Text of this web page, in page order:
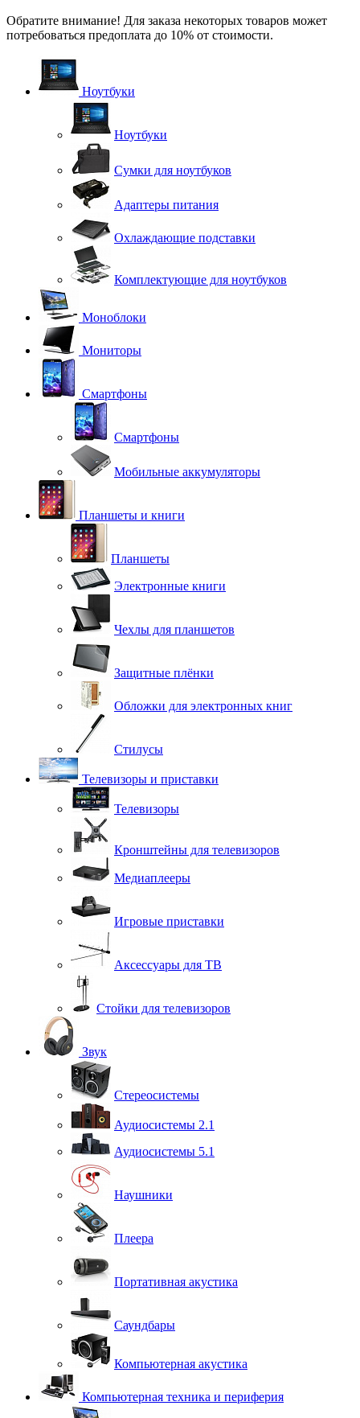
Обратите внимание! Для заказа некоторых товаров может
потребоваться предоплата до 10% от стоимости.
Ноутбуки
Ноутбуки
Сумки для ноутбуков
Адаптеры питания
Охлаждающие подставки
Комплектующие для ноутбуков
Моноблоки
Мониторы
Смартфоны
Смартфоны
Мобильные аккумуляторы
Планшеты и книги
Планшеты
Электронные книги
Чехлы для планшетов
Защитные плёнки
Обложки для электронных книг
Стилусы
Телевизоры и приставки
Телевизоры
Кронштейны для телевизоров
Медиаплееры
Игровые приставки
Аксессуары для ТВ
Стойки для телевизоров
Звук
Стереосистемы
Аудиосистемы 2.1
Аудиосистемы 5.1
Наушники
Плеера
Портативная акустика
Саундбары
Компьютерная акустика
Компьютерная техника и периферия